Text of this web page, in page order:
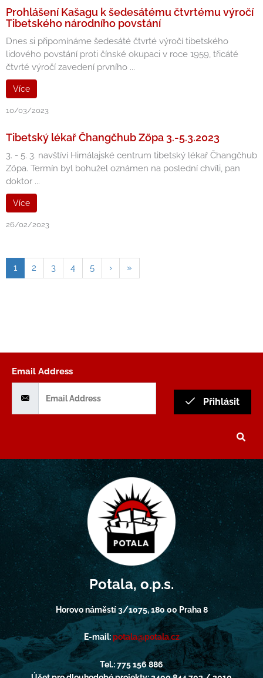
Prohlášení Kašagu k šedesátému čtvrtému výročí
Tibetského národního povstání
Dnes si připomínáme šedesáté čtvrté výročí tibetského
lidového povstání proti čínské okupaci v roce 1959, třicáté
čtvrté výročí zavedení prvního ...
Více
10/03/2023
Tibetský lékař Čhangčhub Zöpa 3.-5.3.2023
3. - 5. 3. navštíví Himálajské centrum tibetský lékař Čhangčhub
Zöpa. Termín byl bohužel oznámen na poslední chvíli, pan
doktor ...
Více
26/02/2023
1 2 3 4 5 › »
Email Address
Přihlásit
Potala, o.p.s.
Horovo náměstí 3/1075, 180 00 Praha 8
E-mail:potala@potala.cz
Tel.: 775 156 886